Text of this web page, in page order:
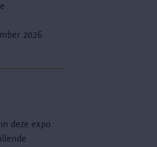
2026
deze expo